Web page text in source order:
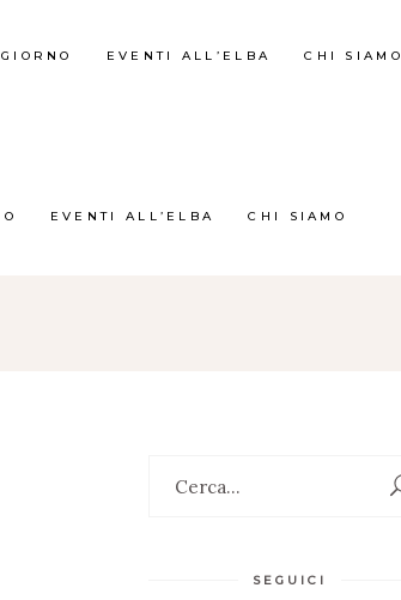
EVENTI ALL’ELBA CHI SIAMO
EVENTI ALL’ELBA CHI SIAMO
SEGUICI